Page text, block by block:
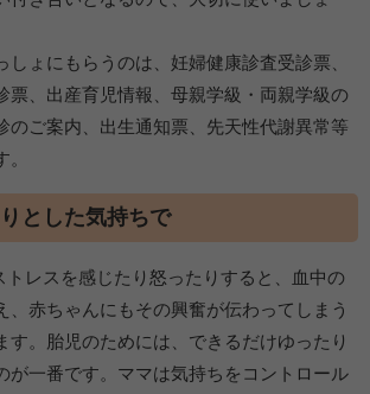
しょにもらうのは、妊婦健康診査受診票、
票、出産育児情報、母親学級・両親学級の
のご案内、出生通知票、先天性代謝異常等
とした気持ちで
トレスを感じたり怒ったりすると、血中の
、赤ちゃんにもその興奮が伝わってしまう
す。胎児のためには、できるだけゆったり
が一番です。ママは気持ちをコントロール